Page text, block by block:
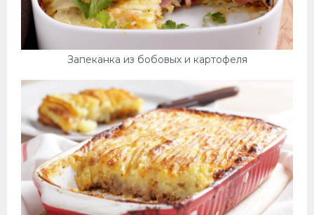
Запеканка из бобовых и картофеля